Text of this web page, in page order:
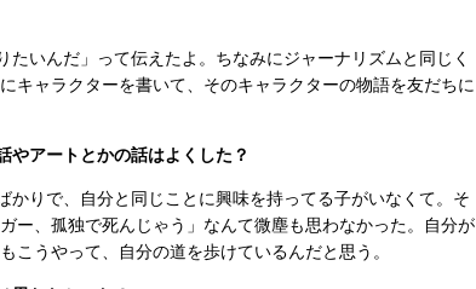
いんだ」って伝えたよ。ちなみにジャーナリズムと同じく
キャラクターを書いて、そのキャラクターの物語を友だちに
やアートとかの話はよくした？
りで、自分と同じことに興味を持ってる子がいなくて。そ
ー、孤独で死んじゃう」なんて微塵も思わなかった。自分が
うやって、自分の道を歩けているんだと思う。